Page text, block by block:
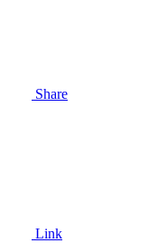
Share
Link